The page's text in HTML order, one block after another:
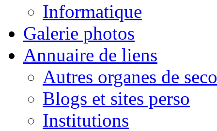
Informatique
Galerie photos
Annuaire de liens
Autres organes de
Blogs et sites perso
Institutions